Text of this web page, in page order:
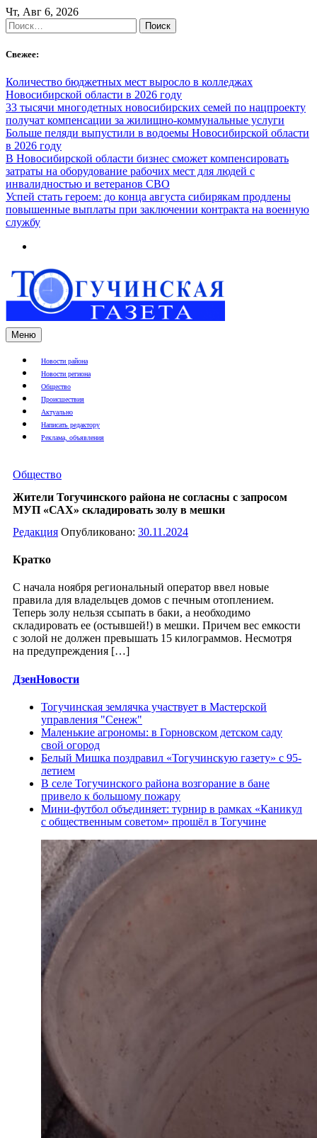
Skip
to
content
Чт, Авг 6, 2026
Найти:
Свежее:
Количество бюджетных мест выросло в колледжах
Новосибирской области в 2026 году
33 тысячи многодетных новосибирских семей по нацпроекту
получат компенсации за жилищно-коммунальные услуги
Больше пеляди выпустили в водоемы Новосибирской области
в 2026 году
В Новосибирской области бизнес сможет компенсировать
затраты на оборудование рабочих мест для людей с
инвалидностью и ветеранов СВО
Успей стать героем: до конца августа сибирякам продлены
повышенные выплаты при заключении контракта на военную
службу
Меню
Новости района
Новости региона
Общество
Происшествия
Актуально
Написать редактору
Реклама, объявления
Общество
Жители Тогучинского района не согласны с запросом
МУП «САХ» складировать золу в мешки
Редакция Опубликовано: 30.11.2024
Кратко
С начала ноября региональный оператор ввел новые
правила для владельцев домов с печным отоплением.
Теперь золу нельзя ссыпать в баки, а необходимо
складировать ее (остывшей!) в мешки. Причем вес емкости
с золой не должен превышать 15 килограммов. Несмотря
на предупреждения […]
ДзенНовости
Тогучинская землячка участвует в Мастерской
управления "Сенеж"
Маленькие агрономы: в Горновском детском саду
свой огород
Белый Мишка поздравил «Тогучинскую газету» с 95-
летием
В селе Тогучинского района возгорание в бане
привело к большому пожару
Мини-футбол объединяет: турнир в рамках «Каникул
с общественным советом» прошёл в Тогучине